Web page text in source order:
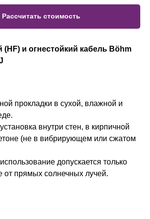
Рассчитать стоимость
(HF) и огнестойкий кабель Böhm
прокладки в сухой, влажной и
внутри стен, в кирпичной
(не в вибрирующем или сжатом
допускается только
от прямых солнечных лучей.